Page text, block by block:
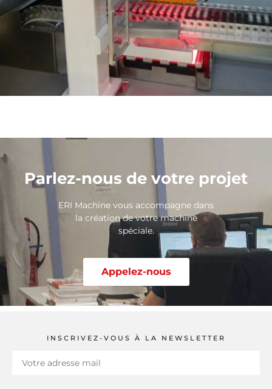
Parlez-nous de votre projet
ERI Machine vous accompagne dans
la création de votre machine
spéciale.
Appelez-nous
INSCRIVEZ-VOUS À LA NEWSLETTER